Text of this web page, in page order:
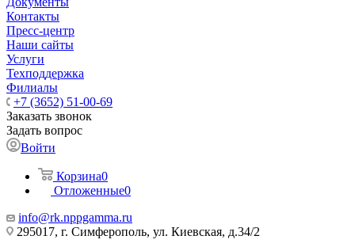
Контакты
Пресс-центр
Наши сайты
Услуги
Техподдержка
Филиалы
+7 (3652) 51-00-69
Заказать звонок
Задать вопрос
Войти
Корзина0
Отложенные0
info@rk.nppgamma.ru
295017, г. Симферополь, ул. Киевская, д.34/2